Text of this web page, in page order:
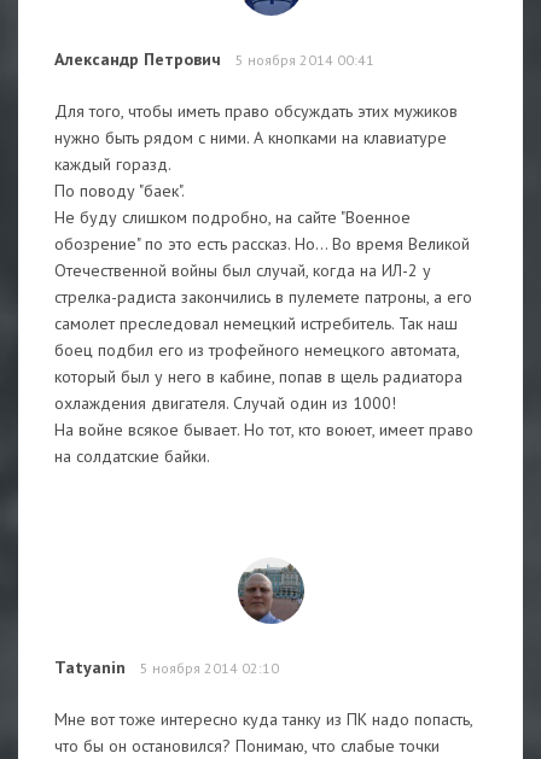
Александр Петрович 5 ноября 2014 00:41
Для того, чтобы иметь право обсуждать этих мужиков
нужно быть рядом с ними. А кнопками на клавиатуре
каждый горазд.
По поводу "баек".
Не буду слишком подробно, на сайте "Военное
обозрение" по это есть рассказ. Но... Во время Великой
Отечественной войны был случай, когда на ИЛ-2 у
стрелка-радиста закончились в пулемете патроны, а его
самолет преследовал немецкий истребитель. Так наш
боец подбил его из трофейного немецкого автомата,
который был у него в кабине, попав в щель радиатора
охлаждения двигателя. Случай один из 1000!
На войне всякое бывает. Но тот, кто воюет, имеет право
на солдатские байки.
Tatyanin 5 ноября 2014 02:10
Мне вот тоже интересно куда танку из ПК надо попасть,
что бы он остановился? Понимаю, что слабые точки